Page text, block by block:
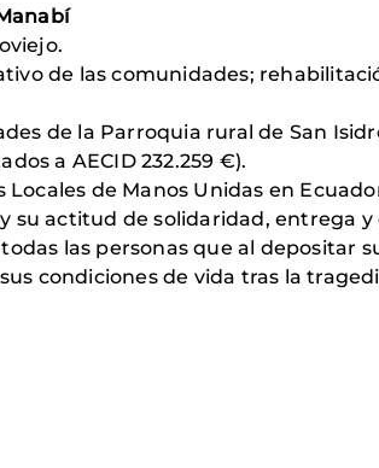
de las comunidades;
de la Parroquia rural de San
a AECID 232.259 €).
Locales de Manos Unidas en
su actitud de solidaridad, entrega
las personas que al depositar
condiciones de vida tras la